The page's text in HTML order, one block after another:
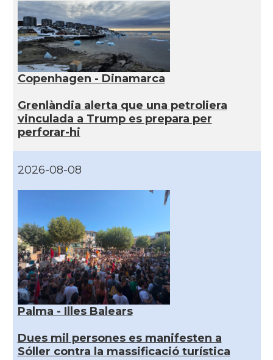
Copenhagen - Dinamarca
Grenlàndia alerta que una petroliera
vinculada a Trump es prepara per
perforar-hi
2026-08-08
Palma - Illes Balears
Dues mil persones es manifesten a
Sóller contra la massificació turística